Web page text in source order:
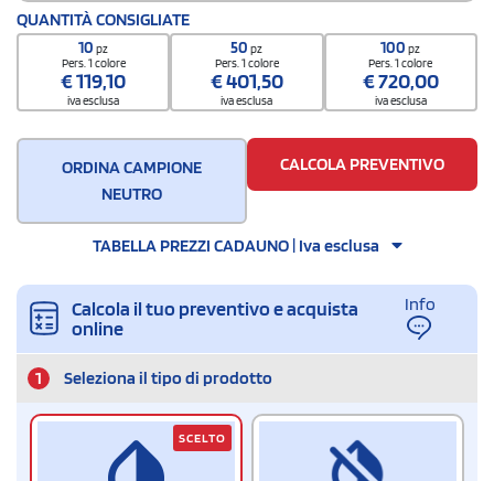
Codice doganale
7323930090000000000000
Quantità per scatola
QUANTITÀ CONSIGLIATE
10pz
Pers. 1 colore
€119,10
iva esclusa
50pz
Pers. 1 colore
€401,50
iva esclusa
100pz
Pers. 1 colore
€720,00
iva esclusa
ORDINA CAMPIONE
NEUTRO
CALCOLA PREVENTIVO
TABELLA PREZZI CADAUNO | Iva esclusa
Calcola il tuo preventivo e acquista
online
Info
1 Seleziona il tipo di prodotto
SCELTO